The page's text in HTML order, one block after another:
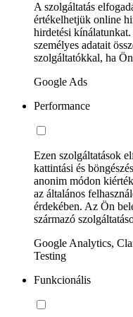
A szolgáltatás
értékelhetjük online
hirdetési
személyes adatait
szolgáltatókkal, ha
Google Ads
Performance
Ezen szolgáltatások
kattintási és
anonim módon
az általános
érdekében. Az Ön
származó
Google Analytics,
Testing
Funkcionális